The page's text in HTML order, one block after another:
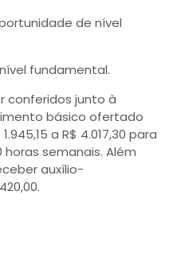
de nível
fundamental.
conferidos junto à
básico ofertado
a R$ 4.017,30 para
semanais. Além
auxílio-